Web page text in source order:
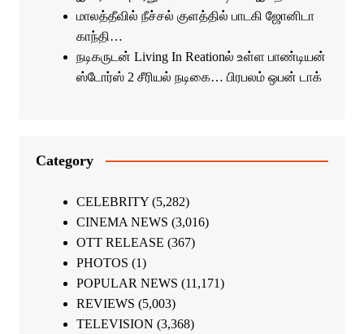
மாலத்தீவில் நீச்சல் குளத்தில் பாடகி ஜோனிடா
காந்தி…
நடிகருடன் Living In Reationல் உள்ள பாண்டியன்
ஸ்டோர்ஸ் 2 சீரியல் நடிகை… பிரபலம் ஒபன் டாக்
Category
CELEBRITY(5,282)
CINEMA NEWS (3,016)
OTT RELEASE (367)
PHOTOS (1)
POPULAR NEWS (11,171)
REVIEWS (5,003)
TELEVISION (3,368)